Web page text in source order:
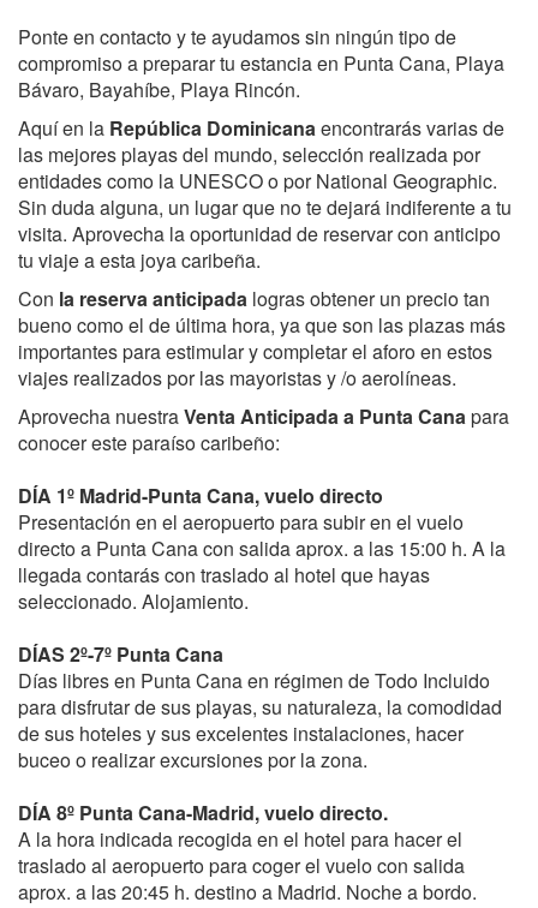
Ponte en contacto y te ayudamos sin ningún tipo de
compromiso a preparar tu estancia en Punta Cana, Playa
Bávaro, Bayahíbe, Playa Rincón.
Aquí en la República Dominicanaencontrarás varias de
las mejores playas del mundo, selección realizada por
entidades como la UNESCO o por National Geographic.
Sin duda alguna, un lugar que no te dejará indiferente a tu
visita. Aprovecha la oportunidad de reservar con anticipo
tu viaje a esta joya caribeña.
Con la reserva anticipada logras obtener un precio tan
bueno como el de última hora, ya que son las plazas más
importantes para estimular y completar el aforo en estos
viajes realizados por las mayoristas y /o aerolíneas.
Aprovecha nuestraVenta Anticipada a Punta Canapara
conocer este paraíso caribeño:
DÍA 1º Madrid-Punta Cana, vuelo directo
Presentación en el aeropuerto para subir en el vuelo
directo a Punta Cana con salida aprox. a las 15:00 h. A la
llegada contarás con traslado al hotel que hayas
seleccionado. Alojamiento.
DÍAS 2º-7º Punta Cana
Días libres en Punta Cana en régimen de Todo Incluido
para disfrutar de sus playas, su naturaleza, la comodidad
de sus hoteles y sus excelentes instalaciones, hacer
buceo o realizar excursiones por la zona.
DÍA 8º Punta Cana-Madrid, vuelo directo.
A la hora indicada recogida en el hotel para hacer el
traslado al aeropuerto para coger el vuelo con salida
aprox. a las 20:45 h. destino a Madrid. Noche a bordo.